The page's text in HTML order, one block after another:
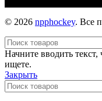
© 2026 npphockey. Все
Начните вводить
ищете.
Закрыть